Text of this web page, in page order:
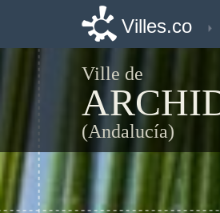
Villes.co
Ville de
(Andalucía)
Villes.co